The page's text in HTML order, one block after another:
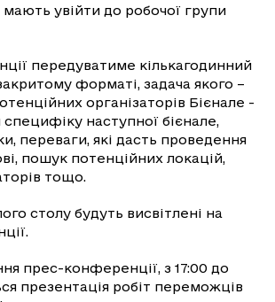
мають увійти до робочої групи
передуватиме кількагодинний
форматі, задача якого –
організаторів Бієнале -
специфіку наступної бієнале,
переваги, які дасть проведення
пошук потенційних локацій,
тощо.
столу будуть висвітлені на
прес-конференції, з 17:00 до
презентація робіт переможців